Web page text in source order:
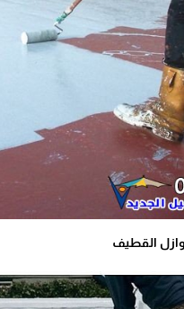
القطيف